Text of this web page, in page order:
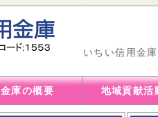
いちい信用金
金庫の概要 地域貢献活